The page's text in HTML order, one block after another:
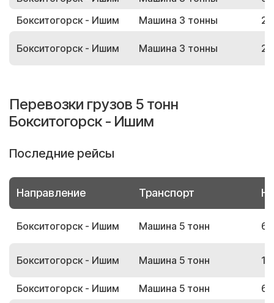
Бокситогорск - Ишим
Машина 3 тонны
Бокситогорск - Ишим Машина 3 тонны
Перевозки грузов 5 тонн
Бокситогорск - Ишим
Последние рейсы
Направление Транспорт
Бокситогорск - Ишим Машина 5 тонн
Бокситогорск - Ишим Машина 5 тонн
Бокситогорск - Ишим Машина 5 тонн